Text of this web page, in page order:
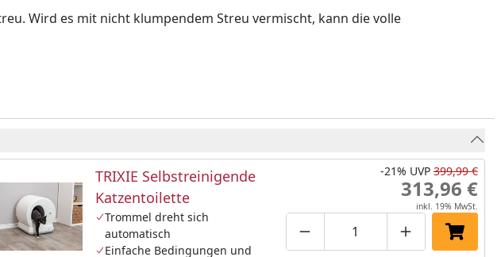
Wird es mit nicht klumpendem Streu vermischt, kann die volle
TRIXIE Selbstreinigende
Katzentoilette
Trommel dreht sich
automatisch
Einfache Bedingungen und
Produktmenge um eins
Produktmenge manuell
Produktmenge
In den
-21% UVP 399,99 €
313,96 €
inkl. 19% MwSt.